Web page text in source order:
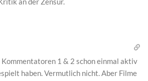
Kommentatoren 1 & 2 schon einmal aktiv
haben. Vermutlich nicht. Aber Filme